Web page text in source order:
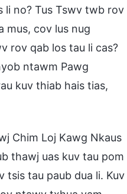
li no? Tus Tswv twb rov
mus, cov lus nug
rov qab los tau li cas?
ntawm Pawg
kuv thiab hais tias,
Chim Loj Kawg Nkaus
thawj uas kuv tau pom
tsis tau paub dua li. Kuv